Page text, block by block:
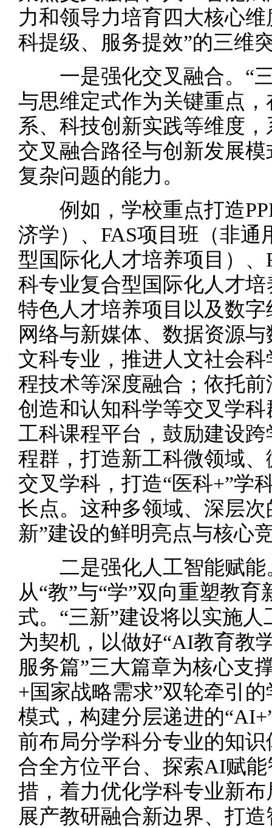
力和领导力培育四大核心
科提级、服务提效”的三维
一是强化交叉融合。“三
与思维定式作为关键重点
系、科技创新实践等维度
交叉融合路径与创新发展
复杂问题的能力。
例如，学校重点打造
济学）、FAS项目班（非
型国际化人才培养项目）
科专业复合型国际化人才
特色人才培养项目以及数
网络与新媒体、数据资源
文科专业，推进人文社会
程技术等深度融合；依托
创造和认知科学等交叉学
工科课程平台，鼓励建设
程群，打造新工科微领域
交叉学科，打造“医科+”学
长点。这种多领域、深层
新”建设的鲜明亮点与核心
二是强化人工智能赋能
从“教”与“学”双向重塑教
式。“三新”建设将以实施
为契机，以做好“AI教育教
服务篇”三大篇章为核心支
+国家战略需求”双轮牵引
模式，构建分层递进的
前布局分学科分专业的知
合全方位平台、探索AI赋
措，着力优化学科专业新
展产教研融合新边界、打